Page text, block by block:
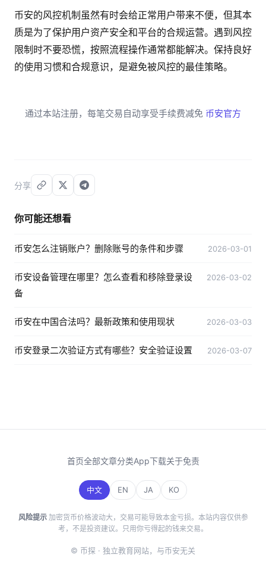
币安的风控机制虽然有时会给正常用户带来不便，但其本
质是为了保护用户资产安全和平台的合规运营。遇到风控
限制时不要恐慌，按照流程操作通常都能解决。保持良好
的使用习惯和合规意识，是避免被风控的最佳策略。
通过本站注册，每笔交易自动享受手续费减免 币安官方
分享
你可能还想看
币安怎么注销账户？删除账号的条件和步骤 2026-03-01
币安设备管理在哪里？怎么查看和移除登录设
备
2026-03-02
币安在中国合法吗？最新政策和使用现状 2026-03-03
币安登录二次验证方式有哪些？安全验证设置 2026-03-07
首页全部文章分类App下载关于免责
中文 EN JA KO
风险提示加密货币价格波动大，交易可能导致本金亏损。本站内容仅供参
考，不是投资建议。只用你亏得起的钱来交易。
© 币探 · 独立教育网站，与币安无关